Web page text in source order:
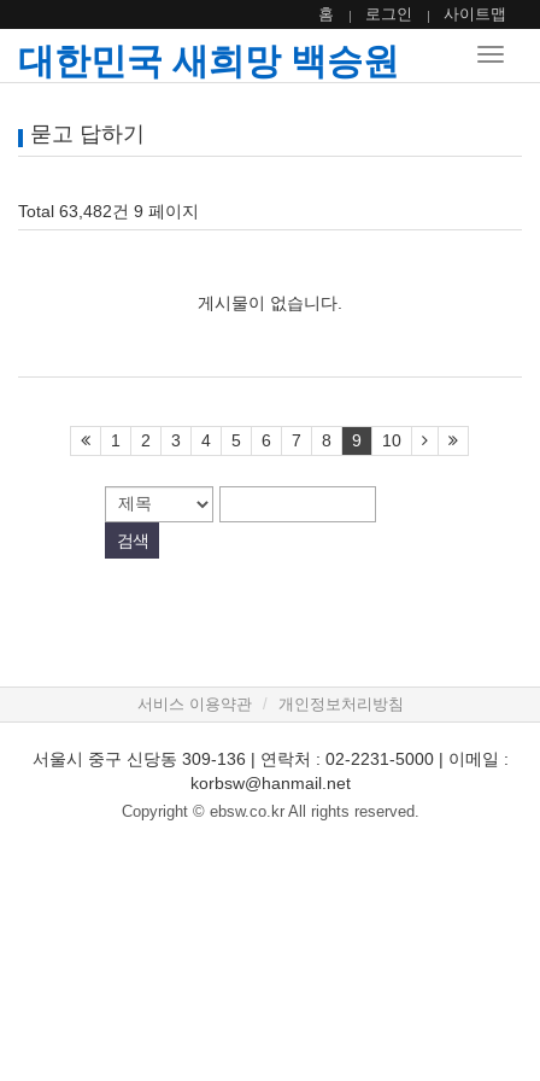
홈 로그인 사이트맵
Toggle
대한민국 새희망 백승원
묻고 답하기
Total 63,482건 9 페이지
게시물이 없습니다.
1 2 3 4 5 6 7 8 9 10
서비스 이용약관 개인정보처리방침
서울시 중구 신당동 309-136 | 연락처 : 02-2231-5000 | 이메일 :
korbsw@hanmail.net
Copyright © ebsw.co.kr All rights reserved.